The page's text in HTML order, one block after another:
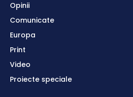
Opinii
Comunicate
Europa
Print
Video
Proiecte speciale